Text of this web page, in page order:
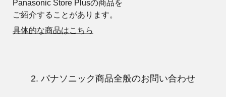
Panasonic Store Plusの商品を
ご紹介することがあります。
具体的な商品はこちら
2. パナソニック商品全般のお問い合わせ